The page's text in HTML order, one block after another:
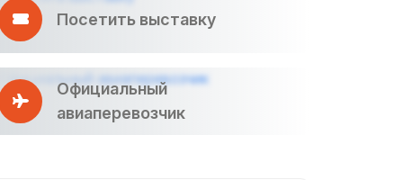
Посетить выставку
Официальный
авиаперевозчик